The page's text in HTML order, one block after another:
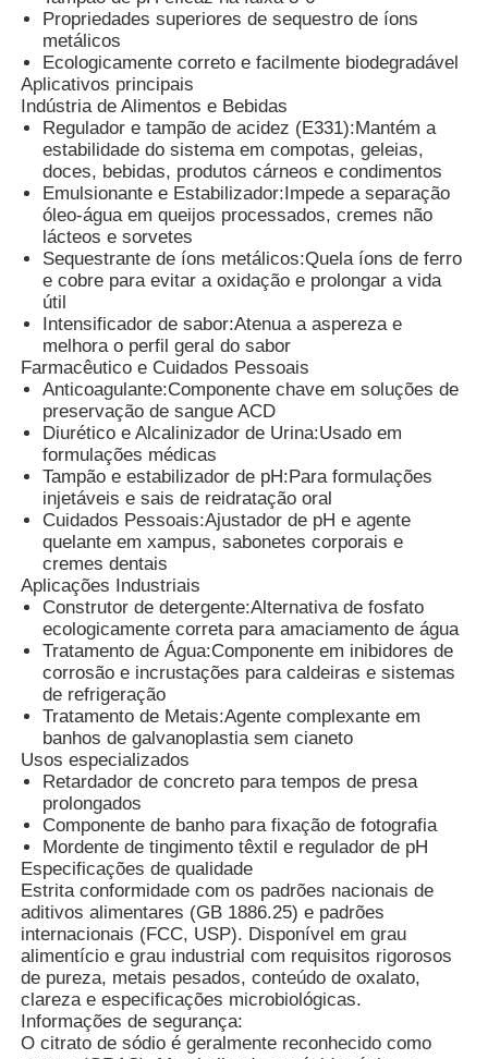
Quem Somos
Fábrica
Controle de Qualidade
Fale Conosco
notícias
Todos os casos
Persulfatos
Cloreto
Aditivos de petróleo
Enchimento químico
Produtos químicos de processo mineral
Aditivos alimentares
Produtos químicos metalúrgicos
Matéria-prima de electrónica
Agentes de tratamento de água
Propriedades superiores de sequestro de íons
metálicos
Ecologicamente correto e facilmente biodegradável
Aplicativos principais
Indústria de Alimentos e Bebidas
Regulador e tampão de acidez (E331):Mantém a
estabilidade do sistema em compotas, geleias,
doces, bebidas, produtos cárneos e condimentos
Emulsionante e Estabilizador:Impede a separação
óleo-água em queijos processados, cremes não
lácteos e sorvetes
Sequestrante de íons metálicos:Quela íons de ferro
e cobre para evitar a oxidação e prolongar a vida
útil
Intensificador de sabor:Atenua a aspereza e
melhora o perfil geral do sabor
Farmacêutico e Cuidados Pessoais
Anticoagulante:Componente chave em soluções de
preservação de sangue ACD
Diurético e Alcalinizador de Urina:Usado em
formulações médicas
Tampão e estabilizador de pH:Para formulações
injetáveis ​​e sais de reidratação oral
Cuidados Pessoais:Ajustador de pH e agente
quelante em xampus, sabonetes corporais e
cremes dentais
Aplicações Industriais
Construtor de detergente:Alternativa de fosfato
ecologicamente correta para amaciamento de água
Tratamento de Água:Componente em inibidores de
corrosão e incrustações para caldeiras e sistemas
de refrigeração
Tratamento de Metais:Agente complexante em
banhos de galvanoplastia sem cianeto
Usos especializados
Retardador de concreto para tempos de presa
prolongados
Componente de banho para fixação de fotografia
Mordente de tingimento têxtil e regulador de pH
Especificações de qualidade
Estrita conformidade com os padrões nacionais de
aditivos alimentares (GB 1886.25) e padrões
internacionais (FCC, USP). Disponível em grau
alimentício e grau industrial com requisitos rigorosos
de pureza, metais pesados, conteúdo de oxalato,
clareza e especificações microbiológicas.
Informações de segurança:
O citrato de sódio é geralmente reconhecido como